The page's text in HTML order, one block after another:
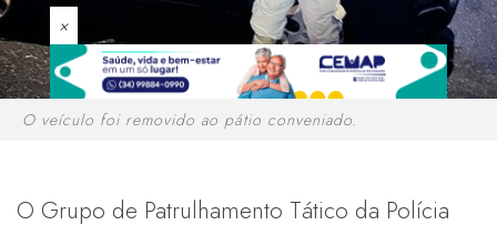
×
O veículo foi removido ao pátio conveniado.
O Grupo de Patrulhamento Tático da Polícia